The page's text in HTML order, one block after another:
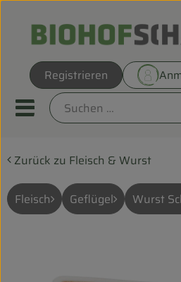
Registrieren
Mobiles Menu
Direkt vom Hof
Zurück zu Fleisch & Wurst
Fleisch Geflügel Wurst